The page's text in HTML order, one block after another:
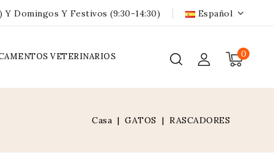
Y Domingos Y Festivos (9:30-14:30) Español
0
VETERINARIOS
Casa GATOS RASCADORES